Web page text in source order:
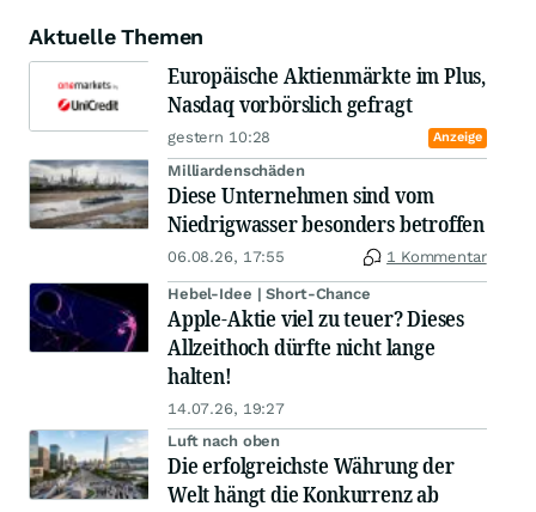
Aktuelle Themen
Europäische Aktienmärkte im Plus,
Nasdaq vorbörslich gefragt
gestern 10:28 Anzeige
Milliardenschäden
Diese Unternehmen sind vom
Niedrigwasser besonders betroffen
06.08.26, 17:55 1 Kommentar
Hebel-Idee | Short-Chance
Apple-Aktie viel zu teuer? Dieses
Allzeithoch dürfte nicht lange
halten!
14.07.26, 19:27
Luft nach oben
Die erfolgreichste Währung der
Welt hängt die Konkurrenz ab